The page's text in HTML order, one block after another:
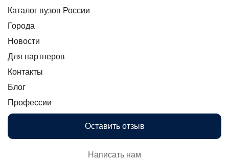
Каталог вузов России
Города
Новости
Для партнеров
Контакты
Блог
Профессии
Оставить отзыв
Написать нам